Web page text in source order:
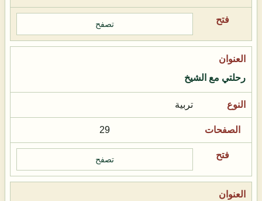
تصفح
رحلتي مع الشيخ
تربية
29
تصفح